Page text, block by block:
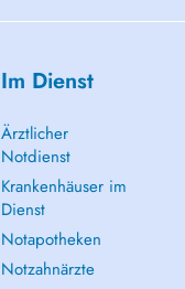
Im Dienst
Ärztlicher
Notdienst
Krankenhäuser im
Dienst
Notapotheken
Notzahnärzte